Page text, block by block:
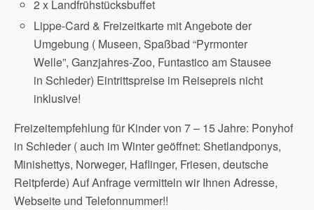
2 x Landfrühstücksbuffet
Lippe-Card & Freizeitkarte mit Angebote der
Umgebung ( Museen, Spaßbad “Pyrmonter
Welle”, Ganzjahres-Zoo, Funtastico am Stausee
in Schieder) Eintrittspreise im Reisepreis nicht
inklusive!
Freizeitempfehlung für Kinder von 7 – 15 Jahre: Ponyhof
in Schieder ( auch im Winter geöffnet: Shetlandponys,
Minishettys, Norweger, Haflinger, Friesen, deutsche
Reitpferde) Auf Anfrage vermitteln wir Ihnen Adresse,
Webseite und Telefonnummer!!